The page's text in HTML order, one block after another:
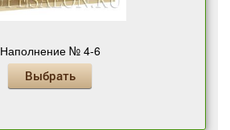
Наполнение № 4-6
Выбрать